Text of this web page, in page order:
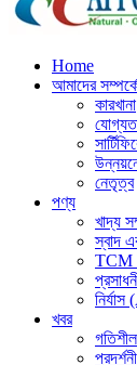
Home
আমাদের
কারখানা
নেতৃত্ব
পণ্য
খাদ্য
স্বাদ
TCM
খবর
গতিশীল
প্রদর্শনী